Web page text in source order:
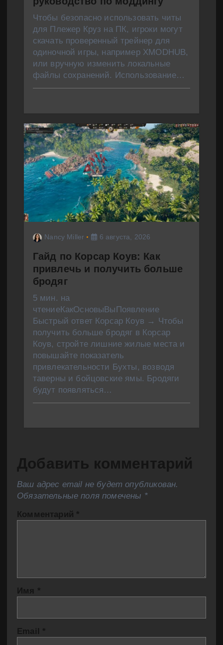
Чтобы безопасно использовать читы
для Плежер Круз на ПК, игроки могут
скачать проверенный трейнер для
одиночной игры, например XMODHUB,
или вручную изменить локальные
файлы сохранений. Использование…
Nancy Miller 6 августа, 2026
Гайд по Корсар Коув: Как
привлечь и получить больше
бродяг
5 мин. на
чтениеКакОсновыВыПоявление
Быстрый ответ Корсар Коув → Чтобы
получить больше бродяг в Корсар
Коув, стройте лишние жилые места и
повышайте показатель
привлекательности Бухты, возводя
таверны и бойцовские ямы. Бродяги
будут появляться…
Добавить комментарий
Ваш адрес email не будет опубликован.
Обязательные поля помечены *
Комментарий *
Имя *
Email *